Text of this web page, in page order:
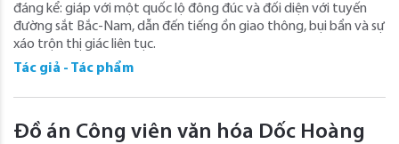
đáng kể: giáp với một quốc lộ đông đúc và đối diện với tuyến
đường sắt Bắc-Nam, dẫn đến tiếng ồn giao thông, bụi bẩn và sự
xáo trộn thị giác liên tục.
Tác giả - Tác phẩm
Đồ án Công viên văn hóa Dốc Hoàng